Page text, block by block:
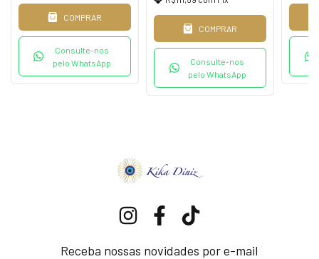
COMPRAR
Consulte-nos
pelo WhatsApp
COMPRAR
Consulte-nos
pelo WhatsApp
Receba nossas novidades por e-mail